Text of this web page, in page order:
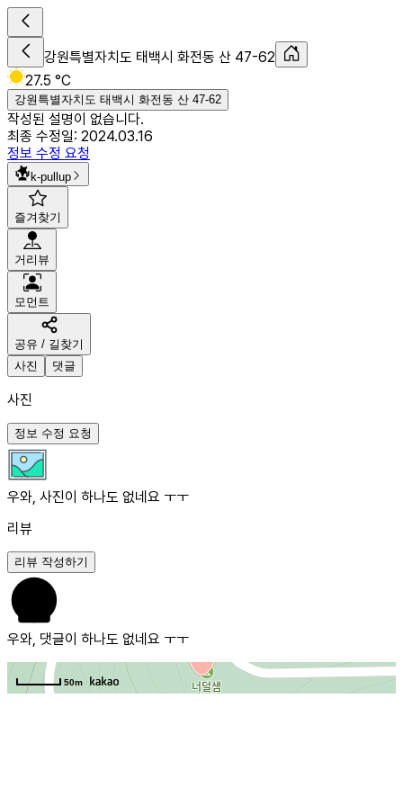
강원특별자치도 태백시 화전동 산 47-62
27.5 °C
강원특별자치도 태백시 화전동 산 47-62
작성된 설명이 없습니다.
최종 수정일: 2024.03.16
정보 수정 요청
k-pullup
즐겨찾기
거리뷰
모먼트
공유 / 길찾기
사진
댓글
사진
정보 수정 요청
우와, 사진이 하나도 없네요 ㅜㅜ
리뷰
리뷰 작성하기
우와, 댓글이 하나도 없네요 ㅜㅜ
50m